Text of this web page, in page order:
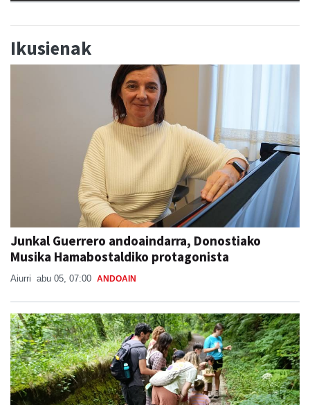
Ikusienak
Junkal Guerrero andoaindarra, Donostiako
Musika Hamabostaldiko protagonista
Aiurri abu 05, 07:00 ANDOAIN